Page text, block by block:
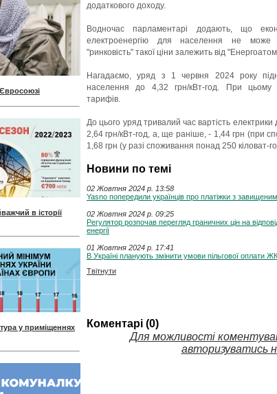
в історії
у приміщеннях
додаткового доходу.
Водночас парламентарі додають, що
електроенергію для населення не може
"ринковість" такої ціни залежить від
Нагадаємо, уряд з 1 червня 2024 року
населення до 4,32 грн/кВт-год. При цьому
тарифів.
До цього уряд тривалий час вартість
2,64 грн/кВт-год, а, ще раніше, - 1,44 грн (при
1,68 грн (у разі споживання понад 250 кіловат-
Новини по темі
02 Жовтня 2024 p. 13:58
Yasno попередили українців про платіжки з
02 Жовтня 2024 p. 09:25
Регулятор розпочав перегляд граничних цін на
енергії
01 Жовтня 2024 p. 17:41
В Україні планують змінити умови пільгової оплати
Твітнути
Коментарі (0)
Для можливості
авторизуватись